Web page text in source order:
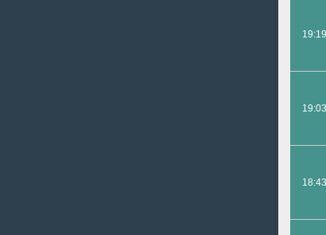
19:19
19:03
18:43